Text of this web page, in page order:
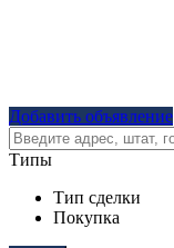
Добавить объявление
Типы
Тип сделки
Покупка